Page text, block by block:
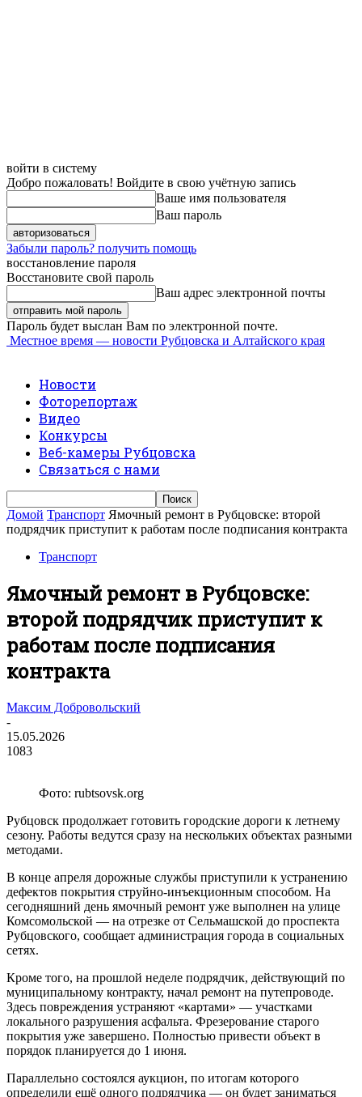
войти в систему
Добро пожаловать! Войдите в свою учётную запись
Ваше имя пользователя
Ваш пароль
Забыли пароль? получить помощь
восстановление пароля
Восстановите свой пароль
Ваш адрес электронной почты
Пароль будет выслан Вам по электронной почте.
Местное время — новости Рубцовска и Алтайского края
Новости
Фоторепортаж
Видео
Конкурсы
Веб-камеры Рубцовска
Связаться с нами
Домой Транспорт Ямочный ремонт в Рубцовске: второй
подрядчик приступит к работам после подписания контракта
Транспорт
Ямочный ремонт в Рубцовске:
второй подрядчик приступит к
работам после подписания
контракта
Максим Добровольский
-
15.05.2026
1083
Фото: rubtsovsk.org
Рубцовск продолжает готовить городские дороги к летнему
сезону. Работы ведутся сразу на нескольких объектах разными
методами.
В конце апреля дорожные службы приступили к устранению
дефектов покрытия струйно-инъекционным способом. На
сегодняшний день ямочный ремонт уже выполнен на улице
Комсомольской — на отрезке от Сельмашской до проспекта
Рубцовского, сообщает администрация города в социальных
сетях.
Кроме того, на прошлой неделе подрядчик, действующий по
муниципальному контракту, начал ремонт на путепроводе.
Здесь повреждения устраняют «картами» — участками
локального разрушения асфальта. Фрезерование старого
покрытия уже завершено. Полностью привести объект в
порядок планируется до 1 июня.
Параллельно состоялся аукцион, по итогам которого
определили ещё одного подрядчика — он будет заниматься